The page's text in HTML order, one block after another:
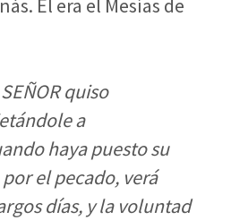
Él era el Mesías de
quiso
a
haya puesto su
el pecado, verá
días, y la voluntad